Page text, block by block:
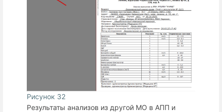
Рисунок 32
Результаты анализов из другой МО в АПП и